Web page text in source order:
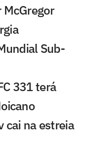
McGregor
Sub-
331 terá
cai na estreia